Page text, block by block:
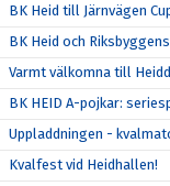
BK Heid till Järnvägen
BK Heid och
Varmt välkomna till
BK HEID A-pojkar:
Uppladdningen -
Kvalfest vid Heidhallen!